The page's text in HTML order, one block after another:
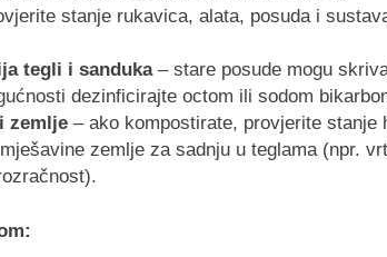
stanje rukavica, alata, posuda i
tegli i sanduka– stare posude mogu
dezinficirajte octom ili sodom
zemlje– ako kompostirate, provjerite stanje
zemlje za sadnju u teglama (npr.